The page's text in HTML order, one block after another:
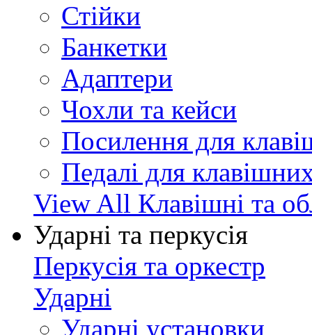
Стійки
Банкетки
Адаптери
Чохли та кейси
Посилення для
Педалі для
View All Клавішні та
Ударні та перкусія
Перкусія та оркестр
Ударні
Ударні установки